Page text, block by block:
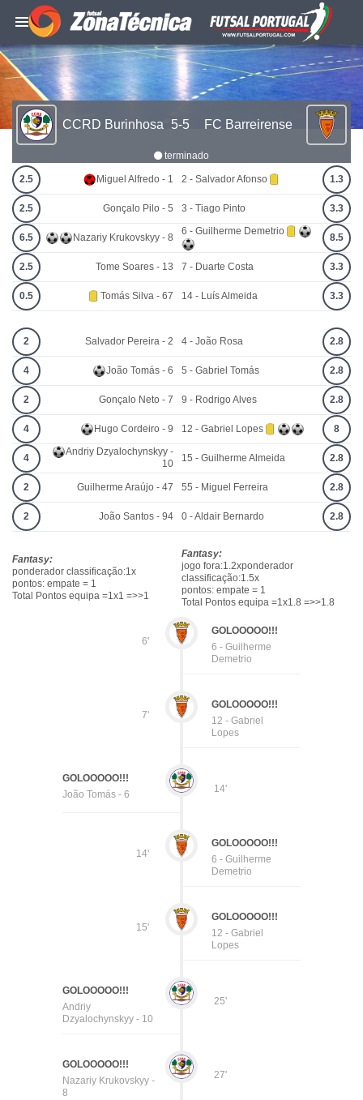
CCRD Burinhosa 5-5 FC Barreirense
terminado
2.5 Miguel Alfredo - 1
2.5 Gonçalo Pilo - 5
6.5 Nazariy Krukovskyy - 8
2.5 Tome Soares - 13
0.5 Tomás Silva - 67
2 - Salvador Afonso 1.3
3 - Tiago Pinto
3.3
6 - Guilherme Demetrio
8.5
7 - Duarte Costa 3.3
14 - Luís Almeida 3.3
2 Salvador Pereira - 2
4 João Tomás - 6
2 Gonçalo Neto - 7
4 Hugo Cordeiro - 9
4
Andriy Dzyalochynskyy -
10
2 Guilherme Araújo - 47
2 João Santos - 94
4 - João Rosa 2.8
5 - Gabriel Tomás 2.8
9 - Rodrigo Alves 2.8
12 - Gabriel Lopes 8
15 - Guilherme Almeida 2.8
55 - Miguel Ferreira 2.8
0 - Aldair Bernardo 2.8
Fantasy:
ponderador classificação:1x
pontos: empate = 1
Total Pontos equipa =1x1 =>>1
Fantasy:
jogo fora:1.2xponderador
classificação:1.5x
pontos: empate = 1
Total Pontos equipa =1x1.8 =>>1.8
6'
GOLOOOOO!!!
6 - Guilherme
Demetrio
7'
GOLOOOOO!!!
12 - Gabriel
Lopes
14'
GOLOOOOO!!!
João Tomás - 6
14'
GOLOOOOO!!!
6 - Guilherme
Demetrio
15'
GOLOOOOO!!!
12 - Gabriel
Lopes
25'
GOLOOOOO!!!
Andriy
Dzyalochynskyy - 10
27'
GOLOOOOO!!!
Nazariy Krukovskyy -
8